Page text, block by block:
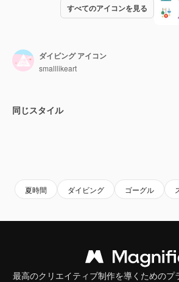
すべてのアイコンを見る
ダイビング アイコン
smalllikeart
同じスタイル
夏時間 ダイビング ゴーグル
最高のクリエイティブ制作を導くためのプ